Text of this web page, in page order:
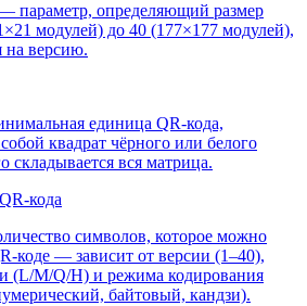
параметр, определяющий размер
модулей) до 40 (177×177 модулей),
на версию.
единица QR-кода,
квадрат чёрного или белого
складывается вся матрица.
кода
символов, которое можно
коде — зависит от версии (1–40),
(L/M/Q/H) и режима кодирования
байтовый, кандзи).